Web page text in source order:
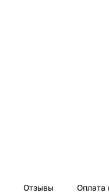
Отзывы Оплата